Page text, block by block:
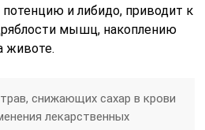
и либидо, приводит к
мышц, накоплению
животе.
снижающих сахар в крови
лекарственных